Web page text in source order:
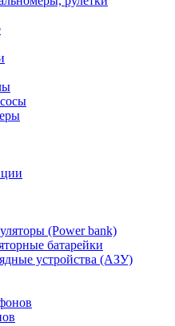
(Power bank)
батарейки
устройства (АЗУ)